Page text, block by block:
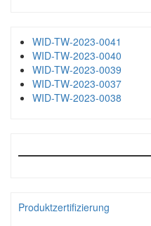
WID-TW-2023-0041
WID-TW-2023-0040
WID-TW-2023-0039
WID-TW-2023-0037
WID-TW-2023-0038
Produktzertifizierung